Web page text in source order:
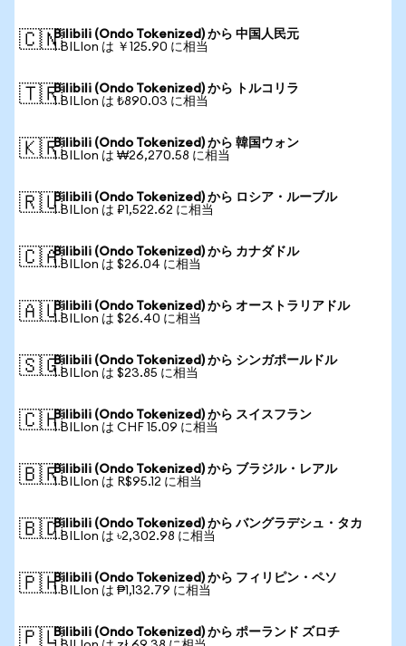
🇨🇳Bilibili (Ondo Tokenized) から 中国人民元
1 BILIon は ￥125.90 に相当
🇹🇷Bilibili (Ondo Tokenized) から トルコリラ
1 BILIon は ₺890.03 に相当
🇰🇷Bilibili (Ondo Tokenized) から 韓国ウォン
1 BILIon は ₩26,270.58 に相当
🇷🇺Bilibili (Ondo Tokenized) から ロシア・ルーブル
1 BILIon は ₽1,522.62 に相当
🇨🇦Bilibili (Ondo Tokenized) から カナダドル
1 BILIon は $26.04 に相当
🇦🇺Bilibili (Ondo Tokenized) から オーストラリアドル
1 BILIon は $26.40 に相当
🇸🇬Bilibili (Ondo Tokenized) から シンガポールドル
1 BILIon は $23.85 に相当
🇨🇭Bilibili (Ondo Tokenized) から スイスフラン
1 BILIon は CHF 15.09 に相当
🇧🇷Bilibili (Ondo Tokenized) から ブラジル・レアル
1 BILIon は R$95.12 に相当
🇧🇩Bilibili (Ondo Tokenized) から バングラデシュ・タカ
1 BILIon は ৳2,302.98 に相当
🇵🇭Bilibili (Ondo Tokenized) から フィリピン・ペソ
1 BILIon は ₱1,132.79 に相当
🇵🇱Bilibili (Ondo Tokenized) から ポーランド ズロチ